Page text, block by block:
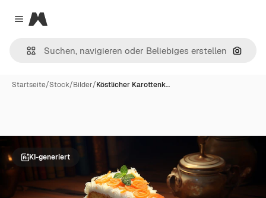
Close menu
Magnific
Nach
Startseite/Stock/Bilder/Köstlicher Karottenk…
KI-generiert